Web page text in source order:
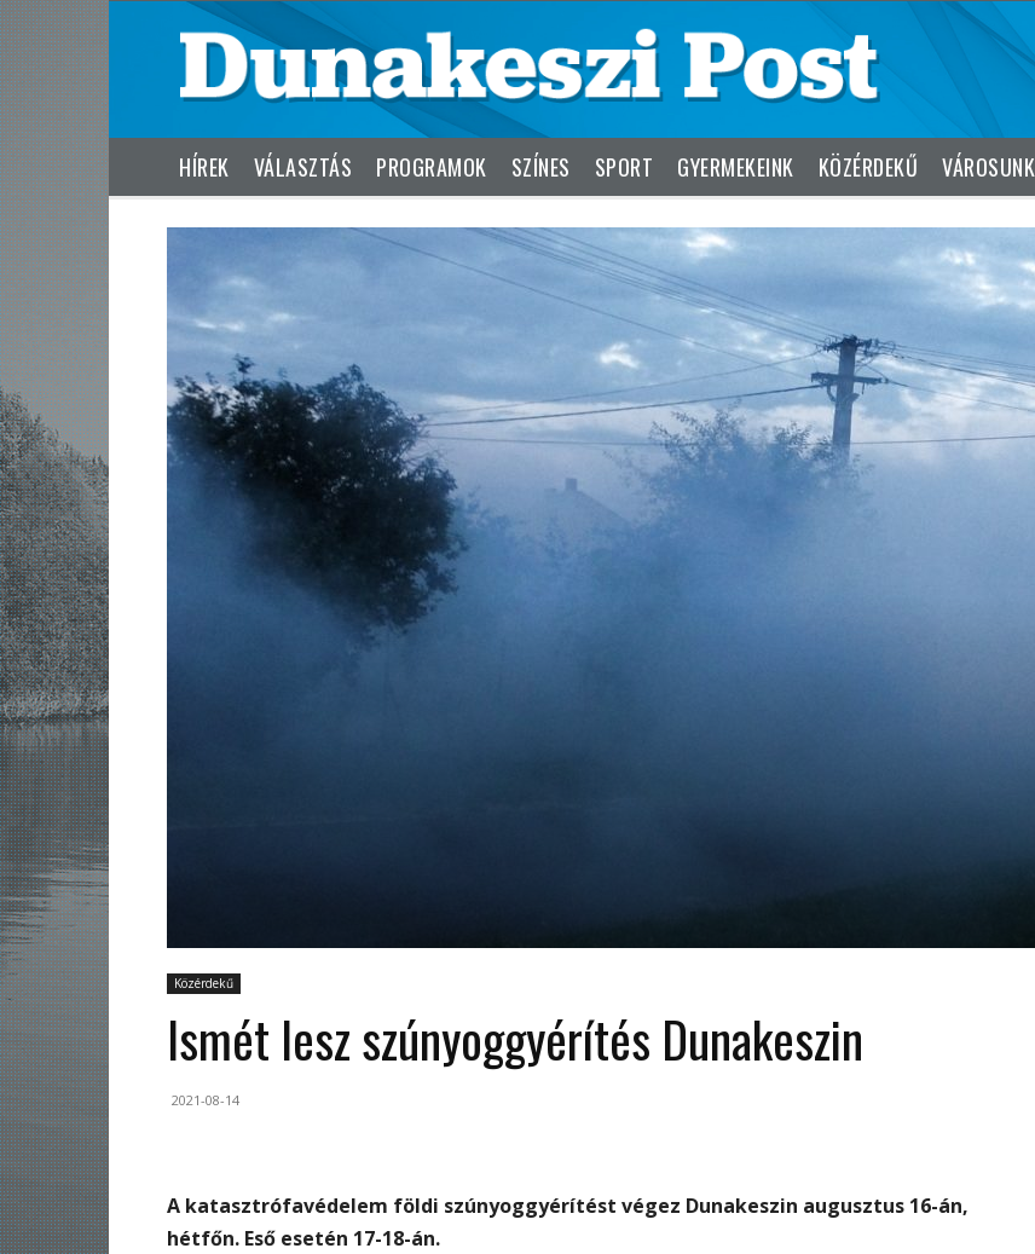
HÍREK VÁLASZTÁS PROGRAMOK SZÍNES SPORT GYERMEKEINK KÖZÉRDEKŰ VÁROSUNK
Közérdekű
Ismét lesz szúnyoggyérítés Dunakeszin
2021-08-14
A katasztrófavédelem földi szúnyoggyérítést végez Dunakeszin augusztus 16-án,
hétfőn. Eső esetén 17-18-án.